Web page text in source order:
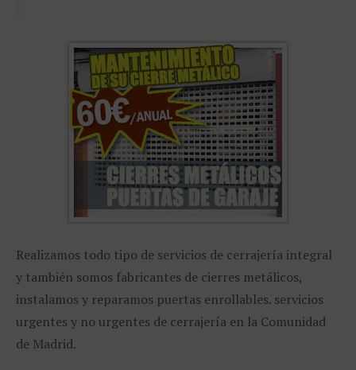
Realizamos todo tipo de servicios de cerrajería integral
y también somos fabricantes de cierres metálicos,
instalamos y reparamos puertas enrollables. servicios
urgentes y no urgentes de cerrajería en la Comunidad
de Madrid.